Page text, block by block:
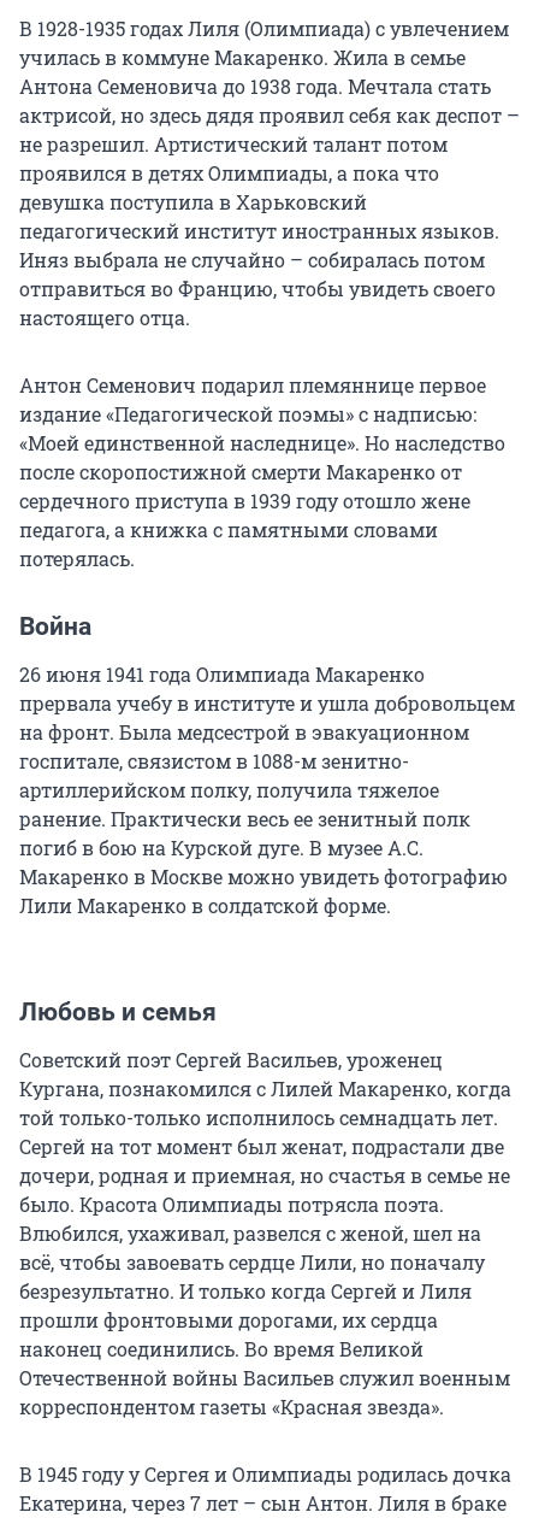
В 1928-1935 годах Лиля (Олимпиада) с увлечением
училась в коммуне Макаренко. Жила в семье
Антона Семеновича до 1938 года. Мечтала стать
актрисой, но здесь дядя проявил себя как деспот –
не разрешил. Артистический талант потом
проявился в детях Олимпиады, а пока что
девушка поступила в Харьковский
педагогический институт иностранных языков.
Иняз выбрала не случайно – собиралась потом
отправиться во Францию, чтобы увидеть своего
настоящего отца.
Антон Семенович подарил племяннице первое
издание «Педагогической поэмы» с надписью:
«Моей единственной наследнице». Но наследство
после скоропостижной смерти Макаренко от
сердечного приступа в 1939 году отошло жене
педагога, а книжка с памятными словами
потерялась.
Война
26 июня 1941 года Олимпиада Макаренко
прервала учебу в институте и ушла добровольцем
на фронт. Была медсестрой в эвакуационном
госпитале, связистом в 1088-м зенитно-
артиллерийском полку, получила тяжелое
ранение. Практически весь ее зенитный полк
погиб в бою на Курской дуге. В музее А.С.
Макаренко в Москве можно увидеть фотографию
Лили Макаренко в солдатской форме.
Любовь и семья
Советский поэт Сергей Васильев, уроженец
Кургана, познакомился с Лилей Макаренко, когда
той только-только исполнилось семнадцать лет.
Сергей на тот момент был женат, подрастали две
дочери, родная и приемная, но счастья в семье не
было. Красота Олимпиады потрясла поэта.
Влюбился, ухаживал, развелся с женой, шел на
всё, чтобы завоевать сердце Лили, но поначалу
безрезультатно. И только когда Сергей и Лиля
прошли фронтовыми дорогами, их сердца
наконец соединились. Во время Великой
Отечественной войны Васильев служил военным
корреспондентом газеты «Красная звезда».
В 1945 году у Сергея и Олимпиады родилась дочка
Екатерина, через 7 лет – сын Антон. Лиля в браке